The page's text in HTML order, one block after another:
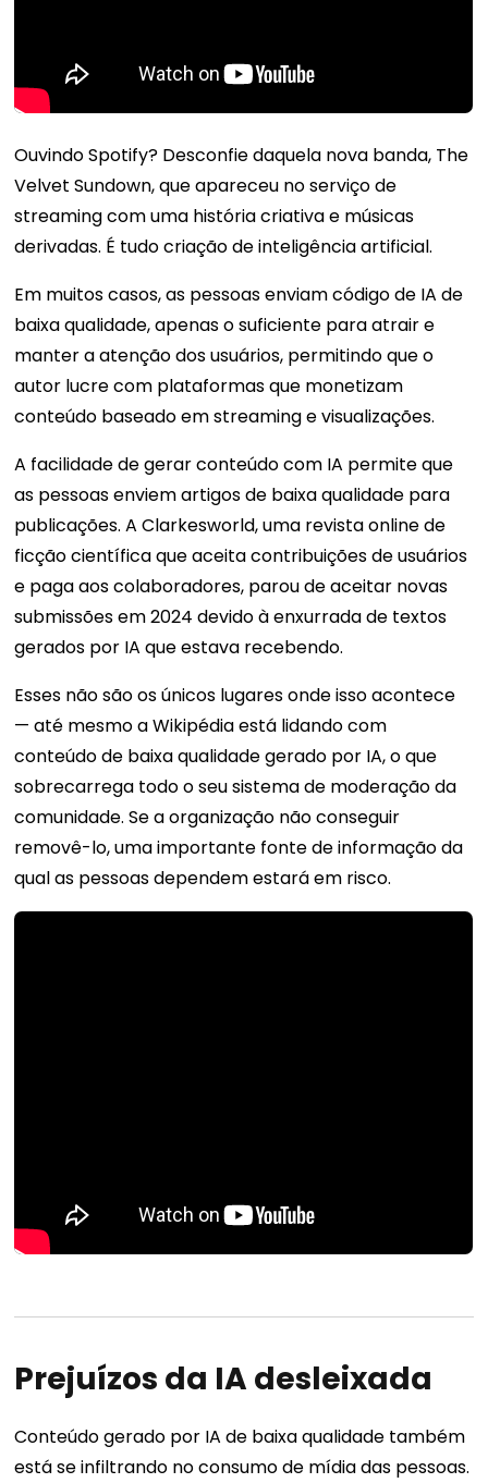
Ouvindo Spotify? Desconfie daquela nova banda, The
Velvet Sundown, que apareceu no serviço de
streaming com uma história criativa e músicas
derivadas. É tudo criação de inteligência artificial.
Em muitos casos, as pessoas enviam código de IA de
baixa qualidade, apenas o suficiente para atrair e
manter a atenção dos usuários, permitindo que o
autor lucre com plataformas que monetizam
conteúdo baseado em streaming e visualizações.
A facilidade de gerar conteúdo com IA permite que
as pessoas enviem artigos de baixa qualidade para
publicações. A Clarkesworld, uma revista online de
ficção científica que aceita contribuições de usuários
e paga aos colaboradores, parou de aceitar novas
submissões em 2024 devido à enxurrada de textos
gerados por IA que estava recebendo.
Esses não são os únicos lugares onde isso acontece
— até mesmo a Wikipédia está lidando com
conteúdo de baixa qualidade gerado por IA, o que
sobrecarrega todo o seu sistema de moderação da
comunidade. Se a organização não conseguir
removê-lo, uma importante fonte de informação da
qual as pessoas dependem estará em risco.
Prejuízos da IA ​​desleixada
Conteúdo gerado por IA de baixa qualidade também
está se infiltrando no consumo de mídia das pessoas.